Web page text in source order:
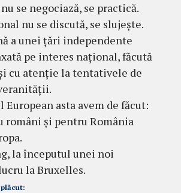
se negociază, se practică.
nu se discută, se slujește.
a unei țări independente
pe interes național, făcută
cu atenție la tentativele de
asta avem de făcut:
români și pentru România
la începutul unei noi
la Bruxelles.